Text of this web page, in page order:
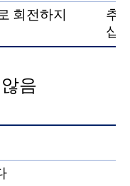
회전하지 추
십
음